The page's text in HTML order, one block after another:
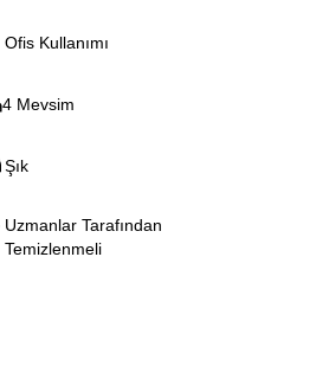
Ofis Kullanımı
4 Mevsim
Şık
Uzmanlar Tarafından
Temizlenmeli